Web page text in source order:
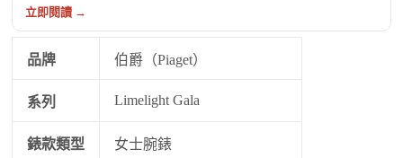
立即閱讀 →
品牌 伯爵（Piaget）
系列 Limelight Gala
錶款類型 女士腕錶